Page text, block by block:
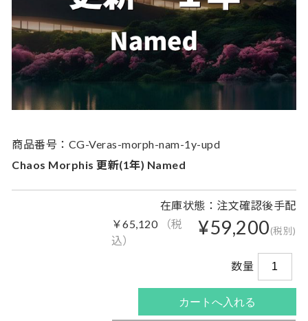
商品番号：CG-Veras-morph-nam-1y-upd
Chaos Morphis 更新(1年) Named
在庫状態：注文確認後手配
¥59,200(税別)
￥65,120
（税
込）
数量